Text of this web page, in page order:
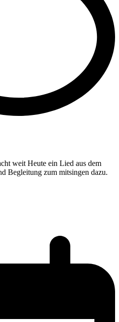
weit Heute ein Lied aus dem
Begleitung zum mitsingen dazu.